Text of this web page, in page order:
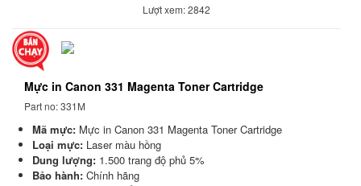
Lượt xem: 2842
Mực in Canon 331 Magenta Toner Cartridge
Part no: 331M
Mã mực: Mực in Canon 331 Magenta Toner Cartridge
Loại mực: Laser màu hồng
Dung lượng: 1.500 trang độ phủ 5%
Bảo hành: Chính hãng